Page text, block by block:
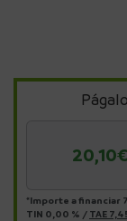
20,10
*Importe a financiar
TIN 0,00 % / TAE